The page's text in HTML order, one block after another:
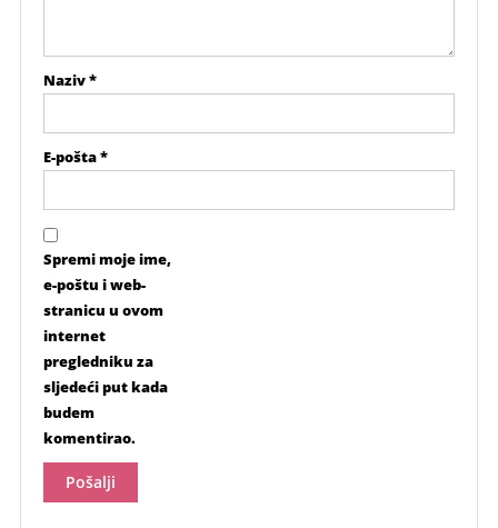
Naziv*
E-pošta*
Spremi moje ime,
e-poštu i web-
stranicu u ovom
internet
pregledniku za
sljedeći put kada
budem
komentirao.